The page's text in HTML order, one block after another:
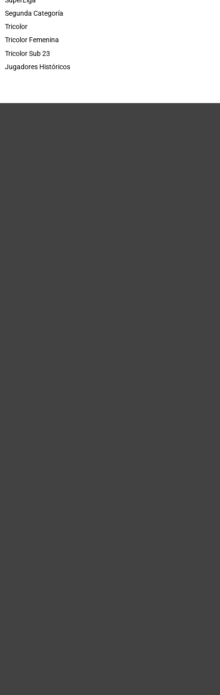
Segunda Categoría
Tricolor
Tricolor Femenina
Tricolor Sub 23
Jugadores Históricos